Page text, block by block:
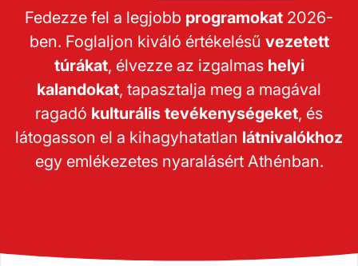
Fedezze fel a legjobb programokat 2026-
ben. Foglaljon kiváló értékelésű vezetett
túrákat, élvezze az izgalmas helyi
kalandokat, tapasztalja meg a magával
ragadó kulturális tevékenységeket, és
látogasson el a kihagyhatatlan látnivalókhoz
egy emlékezetes nyaralásért Athénban.